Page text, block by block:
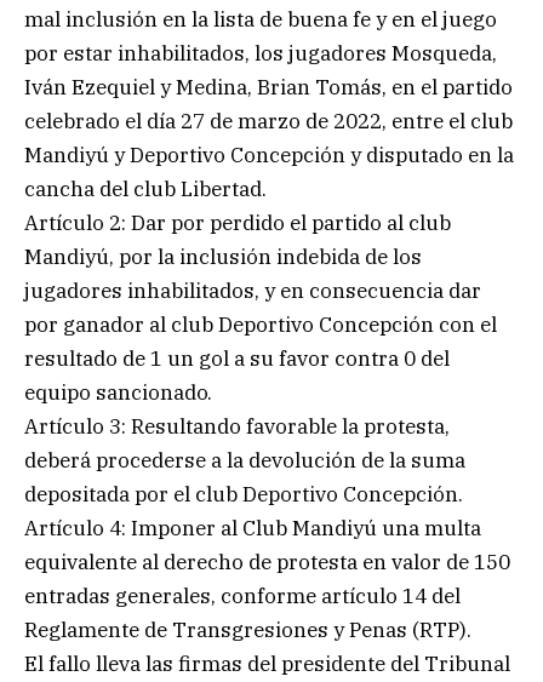
mal inclusión en la lista de buena fe y en el juego
por estar inhabilitados, los jugadores Mosqueda,
Iván Ezequiel y Medina, Brian Tomás, en el partido
celebrado el día 27 de marzo de 2022, entre el club
Mandiyú y Deportivo Concepción y disputado en la
cancha del club Libertad.
Artículo 2: Dar por perdido el partido al club
Mandiyú, por la inclusión indebida de los
jugadores inhabilitados, y en consecuencia dar
por ganador al club Deportivo Concepción con el
resultado de 1 un gol a su favor contra 0 del
equipo sancionado.
Artículo 3: Resultando favorable la protesta,
deberá procederse a la devolución de la suma
depositada por el club Deportivo Concepción.
Artículo 4: Imponer al Club Mandiyú una multa
equivalente al derecho de protesta en valor de 150
entradas generales, conforme artículo 14 del
Reglamente de Transgresiones y Penas (RTP).
El fallo lleva las firmas del presidente del Tribunal